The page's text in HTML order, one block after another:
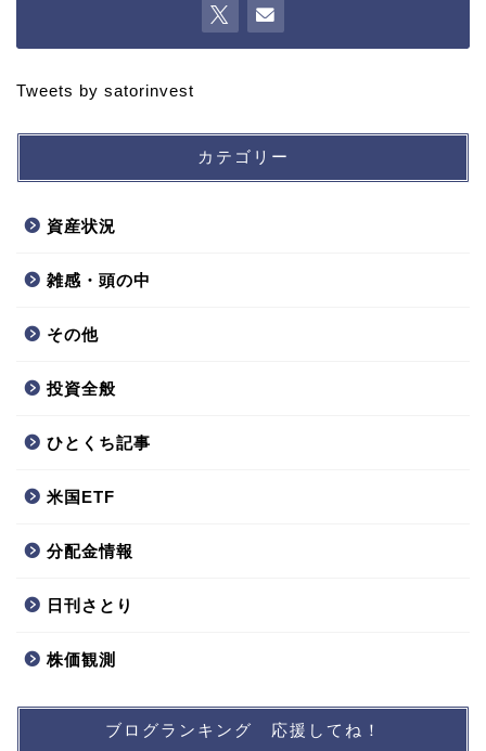
Tweets by satorinvest
カテゴリー
資産状況
雑感・頭の中
その他
投資全般
ひとくち記事
米国ETF
分配金情報
日刊さとり
株価観測
ブログランキング 応援してね！